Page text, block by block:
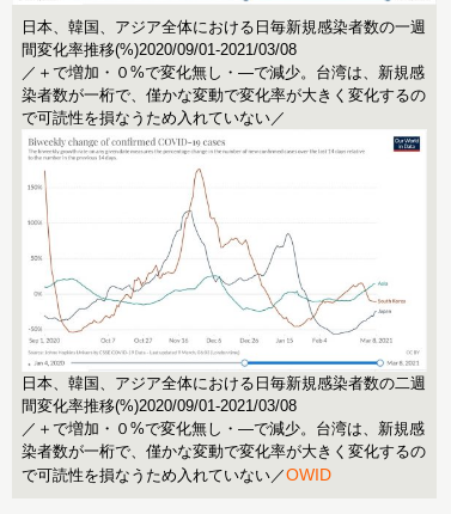
日本、韓国、アジア全体における日毎新規感染者数の一週
間変化率推移(%)2020/09/01-2021/03/08
／＋で増加・０%で変化無し・―で減少。台湾は、新規感
染者数が一桁で、僅かな変動で変化率が大きく変化するの
で可読性を損なうため入れていない／
日本、韓国、アジア全体における日毎新規感染者数の二週
間変化率推移(%)2020/09/01-2021/03/08
／＋で増加・０%で変化無し・―で減少。台湾は、新規感
染者数が一桁で、僅かな変動で変化率が大きく変化するの
で可読性を損なうため入れていない／OWID